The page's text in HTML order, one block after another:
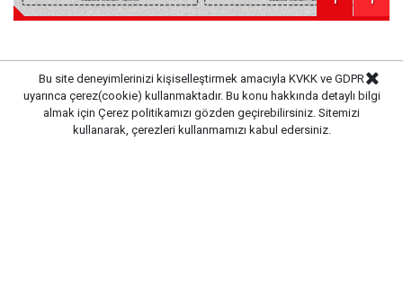
Kaynak: Haber Merkezi
Bu site deneyimlerinizi kişiselleştirmek amacıyla KVKK ve GDPR
uyarınca çerez(cookie) kullanmaktadır. Bu konu hakkında detaylı bilgi
almak için Çerez politikamızı gözden geçirebilirsiniz. Sitemizi
kullanarak, çerezleri kullanmamızı kabul edersiniz.